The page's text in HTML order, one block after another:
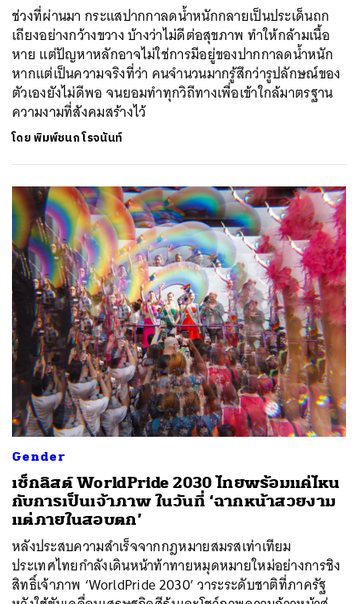
ช่วงที่ผ่านมา กระแสปากกาลดน้ำหนักกลายเป็นประเด็นถก
เถียงอย่างกว้างขวาง บ้างว่าไม่ดีต่อสุขภาพ ทำให้กล้ามเนื้อ
หาย แต่ปัญหาหลักอาจไม่ใช่การมีอยู่ของปากกาลดน้ำหนัก
หากแต่เป็นความจริงที่ว่า คนจำนวนมากรู้สึกว่ารูปลักษณ์ของ
ตัวเองยังไม่ดีพอ จนยอมทำทุกวิถีทางเพื่อเข้าใกล้มาตรฐาน
ความงามที่สังคมสร้างไว้
โดยพิมพ์ชนก โรจนันท์
Gender
เช็กลิสต์ WorldPride 2030 ไทยพร้อมแค่ไหน
กับการเป็นเจ้าภาพ ในวันที่ ‘ฉากหน้าสวยงาม
แต่ภายในสอบตก’
หลังประสบความสำเร็จจากกฎหมายสมรสเท่าเทียม
ประเทศไทยกำลังเดินหน้าท้าทายหมุดหมายใหม่อย่างการชิง
สิทธิ์เจ้าภาพ ‘WorldPride 2030’ วาระระดับชาติที่ภาครัฐ